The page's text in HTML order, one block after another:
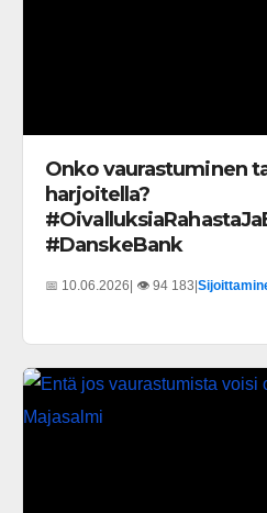
Onko vaurastuminen
harjoitella?
#DanskeBank
📅 10.06.2026| 👁️ 94 183|